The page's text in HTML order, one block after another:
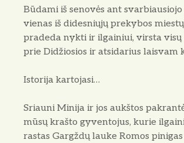
Būdami iš senovės ant
vienas iš didesniųjų prekybos
pradeda nykti ir ilgainiui, virsta
prie Didžiosios ir atsidarius laisvam
Istorija kartojasi…
Sriauni Minija ir jos aukštos
mūsų krašto gyventojus, kurie
rastas Gargždų lauke Romos